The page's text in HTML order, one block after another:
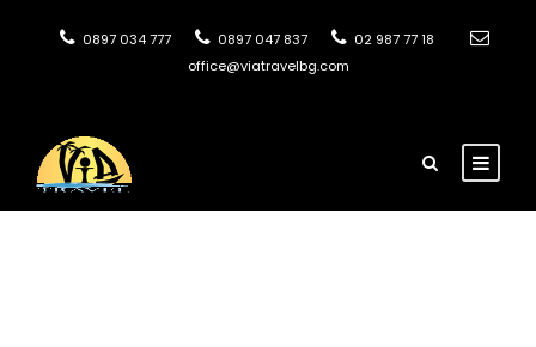
0897 034 777 0897 047 837
02 987 77 18
office@viatravelbg.com